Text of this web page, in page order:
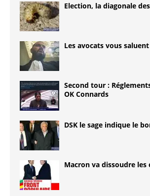
Election, la diagonale
Les avocats vous
Second tour :
OK Connards
DSK le sage indique le
Macron va dissoudre les